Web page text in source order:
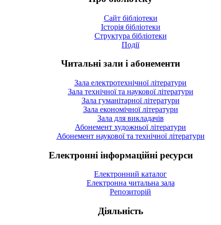
Сайт бібліотеки
Історія бібліотеки
Структура бібліотеки
Події
Читальні зали і абонементи
Зала електротехнічної літератури
Зала технічної та наукової літератури
Зала гуманітарної літератури
Зала економічної літератури
Зала для викладачів
Абонемент художньої літератури
Абонемент наукової та технічної літератури
Електронні інформаційні ресурси
Електронний каталог
Електронна читальна зала
Репозиторій
Діяльність